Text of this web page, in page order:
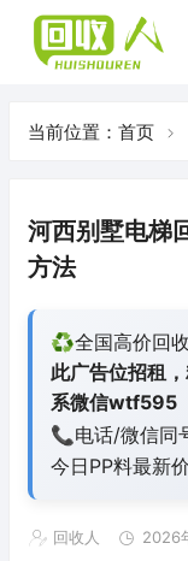
当前位置： 首页
河西别墅电梯
方法
♻️全国高价回
此广告位招租
系微信wtf595
📞电话/微信同
今日PP料最新价
回收人 2026